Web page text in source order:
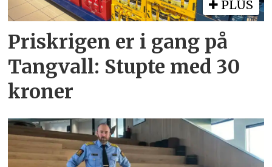
PLUS
Priskrigen er i gang på
Tangvall: Stupte med 30
kroner